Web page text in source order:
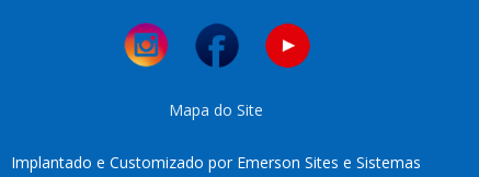
Mapa do Site
Implantado e Customizado por Emerson Sites e Sistemas